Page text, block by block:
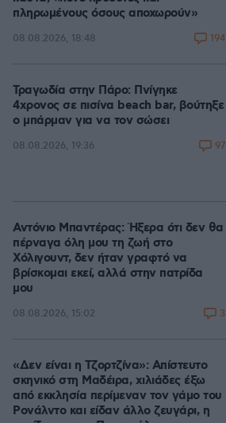
πληρωμένους όσους αποχωρούν»
08.08.2026, 18:48 194
Τραγωδία στην Πάρο: Πνίγηκε
4χρονος σε πισίνα beach bar, βούτηξε
ο μπάρμαν για να τον σώσει
08.08.2026, 19:36 97
Αντόνιο Μπαντέρας: Ήξερα ότι δεν θα
πέρναγα όλη μου τη ζωή στο
Χόλιγουντ, δεν ήταν γραφτό να
βρίσκομαι εκεί, αλλά στην πατρίδα
μου
08.08.2026, 15:02 3
«Δεν είναι η Τζορτζίνα»: Απίστευτο
σκηνικό στη Μαδέιρα, χιλιάδες έξω
από εκκλησία περίμεναν τον γάμο του
Ρονάλντο και είδαν άλλο ζευγάρι, η